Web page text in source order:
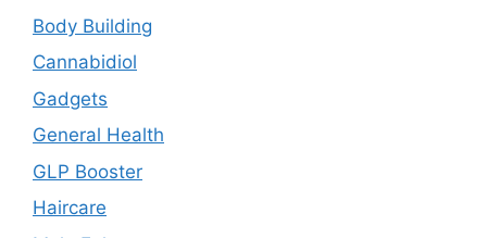
Body Building
Cannabidiol
Gadgets
General Health
GLP Booster
Haircare